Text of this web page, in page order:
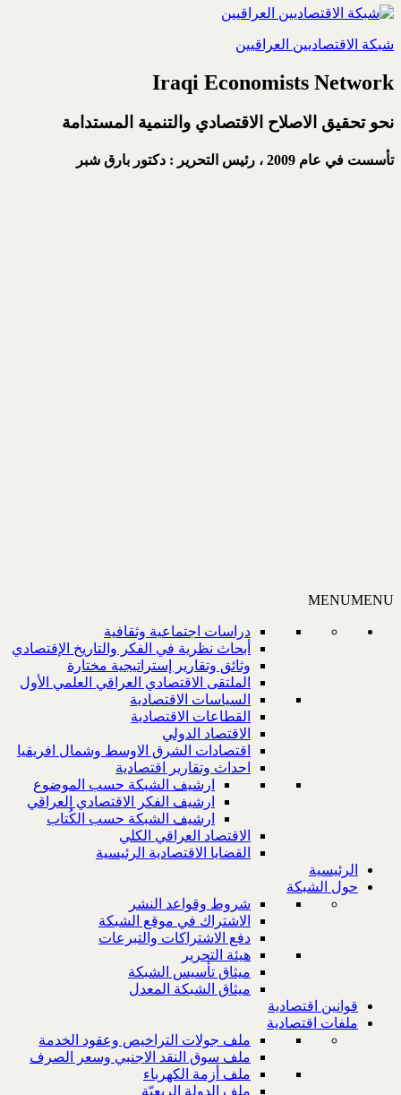
شبكة الاقتصاديين العراقيين
Iraqi Economists Network
نحو تحقيق الاصلاح الاقتصادي والتنمية المستدامة
تأسست في عام 2009 ، رئيس التحرير : دكتور بارق شبر
MENUMENU
دراسات اجتماعية وثقافية
أبحاث نظرية في الفكر والتاريخ الإقتصادي
وثائق وتقارير إستراتيجية مختارة
الملتقى الاقتصادي العراقي العلمي الأول
السياسات الاقتصادية
القطاعات الاقتصادية
الاقتصاد الدولي
اقتصادات الشرق الاوسط وشمال افريقيا
احداث وتقارير اقتصادية
ارشيف الشبكة حسب الموضوع
ارشيف الفكر الاقتصادي العراقي
ارشيف الشبكة حسب الكُتاب
الاقتصاد العراقي الكلي
القضايا الاقتصادية الرئيسية
الرئيسية
حول الشبكة
شروط وقواعد النشر
الاشتراك في موقع الشبكة
دفع الاشتراكات والتبرعات
هيئة التحرير
ميثاق تأسيس الشبكة
ميثاق الشبكة المعدل
قوانين اقتصادية
ملفات اقتصادية
ملف جولات التراخيص وعقود الخدمة
ملف سوق النقد الاجنبي وسعر الصرف
ملف أزمة الكهرباء
ملف الدولة الريعيّة